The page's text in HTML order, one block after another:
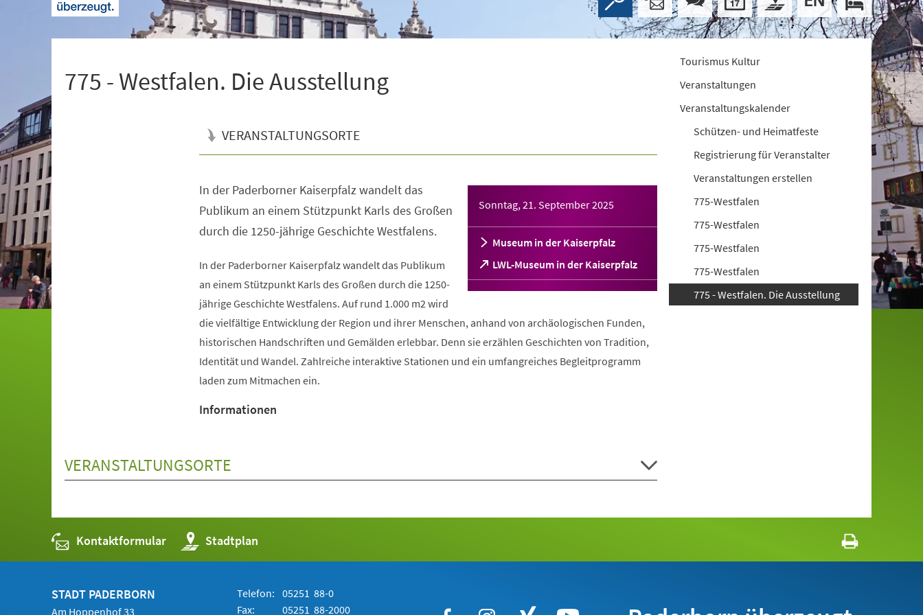
775 - Westfalen. Die Ausstellung
VERANSTALTUNGSORTE
Sonntag, 21. September 2025
Museum in der Kaiserpfalz
LWL-Museum in der Kaiserpfalz
(Öffnet
in
einem
Tab)
In der Paderborner Kaiserpfalz wandelt das
Publikum an einem Stützpunkt Karls des Großen
durch die 1250-jährige Geschichte Westfalens.
In der Paderborner Kaiserpfalz wandelt das Publikum
an einem Stützpunkt Karls des Großen durch die 1250-
jährige Geschichte Westfalens. Auf rund 1.000 m2 wird
die vielfältige Entwicklung der Region und ihrer Menschen, anhand von archäologischen Funden,
historischen Handschriften und Gemälden erlebbar. Denn sie erzählen Geschichten von Tradition,
Identität und Wandel. Zahlreiche interaktive Stationen und ein umfangreiches Begleitprogramm
laden zum Mitmachen ein.
Informationen
VERANSTALTUNGSORTE
Tourismus Kultur
Veranstaltungen
Veranstaltungskalender
Schützen- und Heimatfeste
Registrierung für Veranstalter
Veranstaltungen erstellen
775-Westfalen
775-Westfalen
775-Westfalen
775-Westfalen
775 - Westfalen. Die Ausstellung
Kontaktformular Stadtplan
(Öffnet
in
einem
STADT PADERBORN
Am Hoppenhof 33
Telefon: 05251 88-0
Fax:
05251 88-2000